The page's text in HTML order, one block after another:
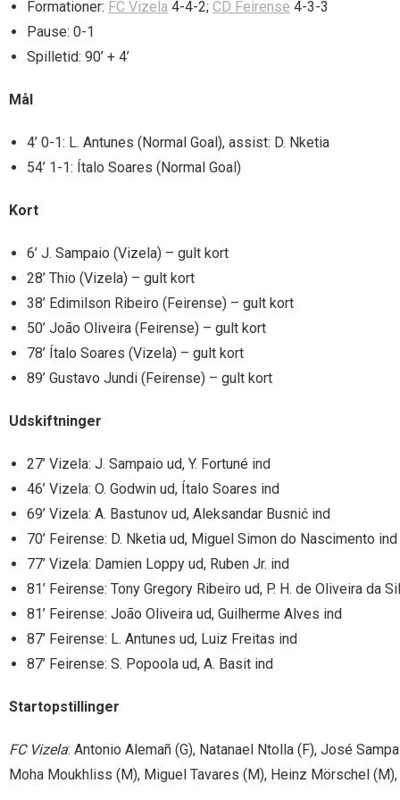
Formationer: FC Vizela 4-4-2; CD Feirense 4-3-3
Pause: 0-1
Spilletid: 90’ + 4’
Mål
4’ 0-1: L. Antunes (Normal Goal), assist: D. Nketia
54’ 1-1: Ítalo Soares (Normal Goal)
Kort
6’ J. Sampaio (Vizela) – gult kort
28’ Thio (Vizela) – gult kort
38’ Edimilson Ribeiro (Feirense) – gult kort
50’ João Oliveira (Feirense) – gult kort
78’ Ítalo Soares (Vizela) – gult kort
89’ Gustavo Jundi (Feirense) – gult kort
Udskiftninger
27’ Vizela: J. Sampaio ud, Y. Fortuné ind
46’ Vizela: O. Godwin ud, Ítalo Soares ind
69’ Vizela: A. Bastunov ud, Aleksandar Busnić ind
70’ Feirense: D. Nketia ud, Miguel Simon do Nascimento ind
77’ Vizela: Damien Loppy ud, Ruben Jr. ind
81’ Feirense: Tony Gregory Ribeiro ud, P. H. de Oliveira da
81’ Feirense: João Oliveira ud, Guilherme Alves ind
87’ Feirense: L. Antunes ud, Luiz Freitas ind
87’ Feirense: S. Popoola ud, A. Basit ind
Startopstillinger
FC Vizela: Antonio Alemañ (G), Natanael Ntolla (F), José
Moha Moukhliss (M), Miguel Tavares (M), Heinz Mörschel